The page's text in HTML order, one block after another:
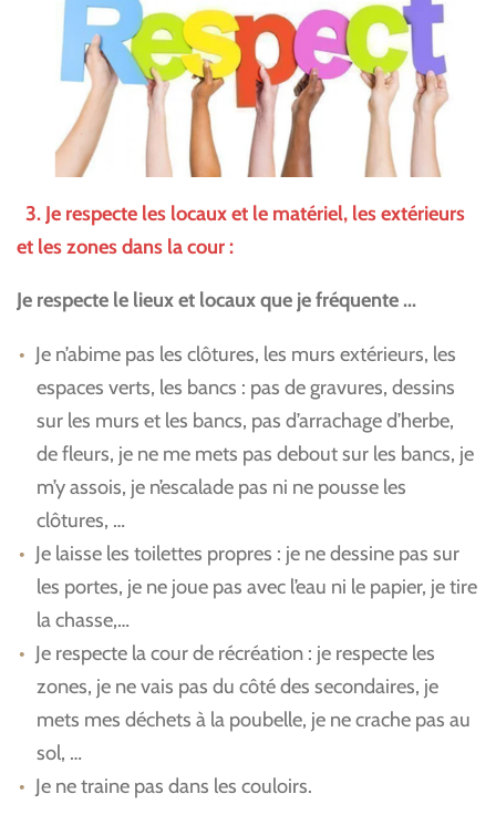
3. Je respecte les locaux et le matériel, les extérieurs
et les zones dans la cour :
Je respecte le lieux et locaux que je fréquente ...
Je n’abime pas les clôtures, les murs extérieurs, les
espaces verts, les bancs : pas de gravures, dessins
sur les murs et les bancs, pas d’arrachage d’herbe,
de fleurs, je ne me mets pas debout sur les bancs, je
m’y assois, je n’escalade pas ni ne pousse les
clôtures, …
Je laisse les toilettes propres : je ne dessine pas sur
les portes, je ne joue pas avec l’eau ni le papier, je tire
la chasse,…
Je respecte la cour de récréation : je respecte les
zones, je ne vais pas du côté des secondaires, je
mets mes déchets à la poubelle, je ne crache pas au
sol, …
Je ne traine pas dans les couloirs.